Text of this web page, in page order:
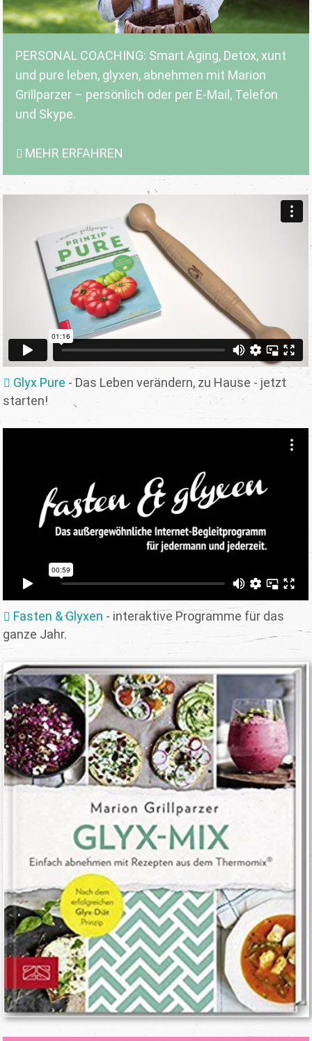
PERSONAL COACHING: Smart Aging, Detox, xunt
und pure leben, glyxen, abnehmen mit Marion
Grillparzer – persönlich oder per E-Mail, Telefon
und Skype.
MEHR ERFAHREN
Glyx Pure - Das Leben verändern, zu Hause - jetzt
starten!
Fasten & Glyxen - interaktive Programme für das
ganze Jahr.